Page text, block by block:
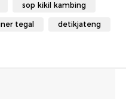
sop kikil kambing
tegal detikjateng